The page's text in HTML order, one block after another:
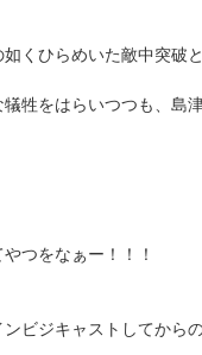
くひらめいた敵中突破と
牲をはらいつつも、島
つをなぁー！！！
ビジキャストしてからの